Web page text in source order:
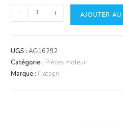
quantité
de
de
bielle
- + AJOUTER
UGS :AG16292
Catégorie : Pièces moteur
Marque : Fiatagri